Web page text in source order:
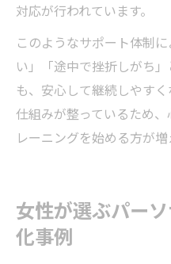
対応が行われています。
このようなサポート体制
い」「途中で挫折しがち
も、安心して継続しやす
仕組みが整っているため
レーニングを始める方が増
女性が選ぶパー
化事例